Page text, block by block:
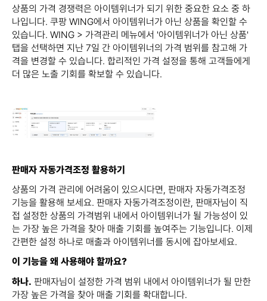
상품의 가격 경쟁력은 아이템위너가 되기 위한 중요한 요소 중 하
나입니다. 쿠팡 WING에서 아이템위너가 아닌 상품을 확인할 수
있습니다. WING > 가격관리 메뉴에서 '아이템위너가 아닌 상품'
탭을 선택하면 지난 7일 간 아이템위너의 가격 범위를 참고해 가
격을 변경할 수 있습니다. 합리적인 가격 설정을 통해 고객들에게
더 많은 노출 기회를 확보할 수 있습니다.
판매자 자동가격조정 활용하기
상품의 가격 관리에 어려움이 있으시다면, 판매자 자동가격조정
기능을 활용해 보세요. 판매자 자동가격조정이란, 판매자님이 직
접 설정한 상품의 가격범위 내에서 아이템위너가 될 가능성이 있
는 가장 높은 가격을 찾아 매출 기회를 높여주는 기능입니다. 이제
간편한 설정 하나로 매출과 아이템위너를 동시에 잡아보세요.​
이 기능을 왜 사용해야 할까요?
하나. 판매자님이 설정한 가격 범위 내에서 아이템위너가 될 만한
가장 높은 가격을 찾아 매출 기회를 확대합니다.